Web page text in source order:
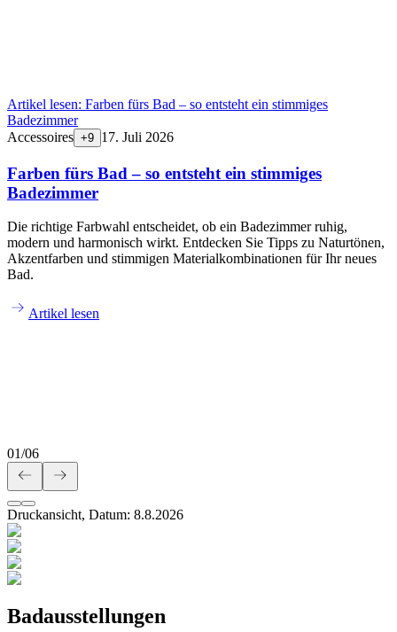
Artikel lesen: Farben fürs Bad – so entsteht ein stimmiges
Badezimmer
Accessoires +9 17. Juli 2026
Farben fürs Bad – so entsteht ein stimmiges
Badezimmer
Die richtige Farbwahl entscheidet, ob ein Badezimmer ruhig,
modern und harmonisch wirkt. Entdecken Sie Tipps zu Naturtönen,
Akzentfarben und stimmigen Materialkombinationen für Ihr neues
Bad.
Artikel lesen
01/06
Druckansicht, Datum: 8.8.2026
Badausstellungen